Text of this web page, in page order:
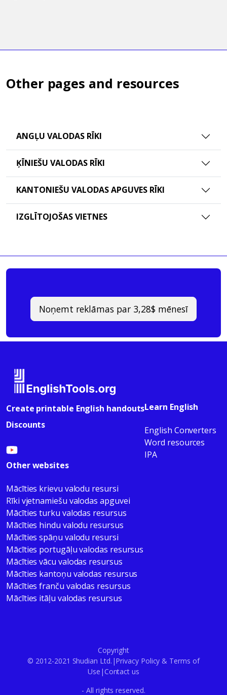
Other pages and resources
ANGĻU VALODAS RĪKI
ĶĪNIEŠU VALODAS RĪKI
KANTONIEŠU VALODAS APGUVES RĪKI
IZGLĪTOJOŠAS VIETNES
Noņemt reklāmas par 3,28$ mēnesī
Create printable English handouts
Discounts
Learn English
English Converters
Word resources
IPA
Other websites
Mācīties krievu valodu resursi
Rīki vjetnamiešu valodas apguvei
Mācīties turku valodas resursus
Mācīties hindu valodu resursus
Mācīties spāņu valodu resursi
Mācīties portugāļu valodas resursus
Mācīties vācu valodas resursus
Mācīties kantoņu valodas resursus
Mācīties franču valodas resursus
Mācīties itāļu valodas resursus
Copyright
© 2012-2021 Shudian Ltd.|Privacy Policy & Terms of
Use | Contact us
- All rights reserved.